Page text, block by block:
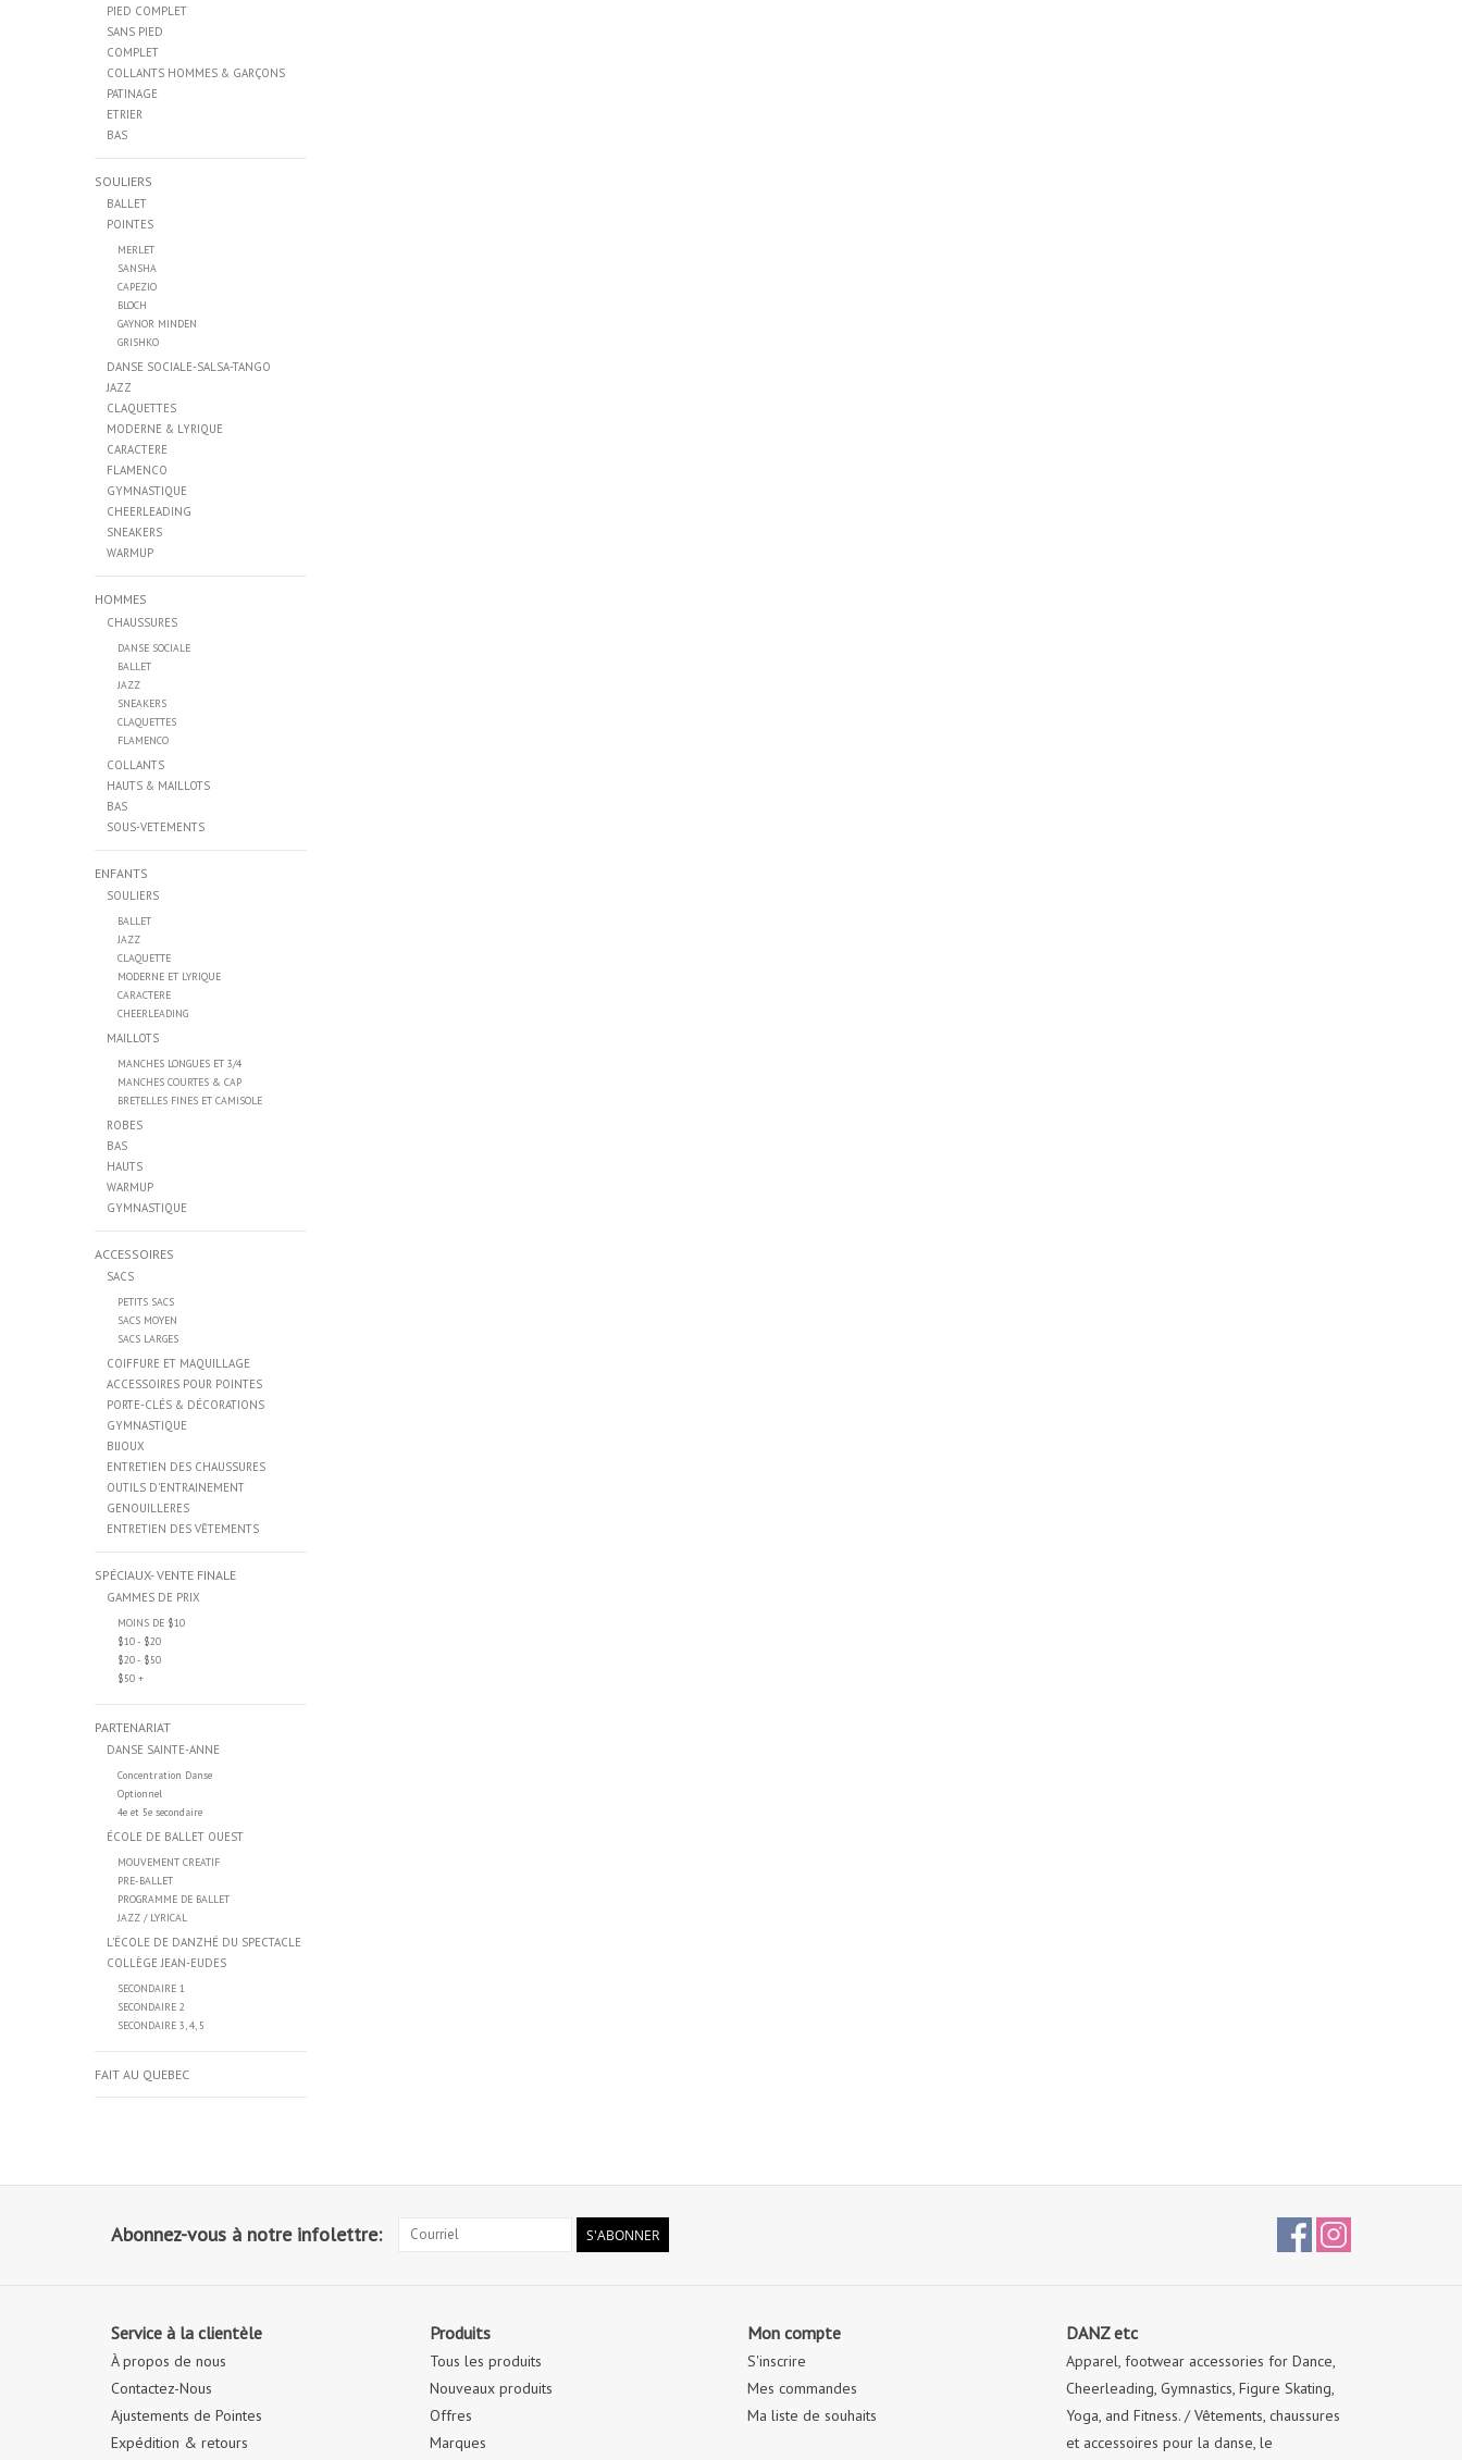
PIED COMPLET
SANS PIED
COMPLET
COLLANTS HOMMES & GARÇONS
PATINAGE
ETRIER
BAS
SOULIERS
BALLET
POINTES
MERLET
SANSHA
CAPEZIO
BLOCH
GAYNOR MINDEN
GRISHKO
DANSE SOCIALE-SALSA-TANGO
JAZZ
CLAQUETTES
MODERNE & LYRIQUE
CARACTERE
FLAMENCO
GYMNASTIQUE
CHEERLEADING
SNEAKERS
WARMUP
HOMMES
CHAUSSURES
DANSE SOCIALE
BALLET
JAZZ
SNEAKERS
CLAQUETTES
FLAMENCO
COLLANTS
HAUTS & MAILLOTS
BAS
SOUS-VETEMENTS
ENFANTS
SOULIERS
BALLET
JAZZ
CLAQUETTE
MODERNE ET LYRIQUE
CARACTERE
CHEERLEADING
MAILLOTS
MANCHES LONGUES ET 3/4
MANCHES COURTES & CAP
BRETELLES FINES ET CAMISOLE
ROBES
BAS
HAUTS
WARMUP
GYMNASTIQUE
ACCESSOIRES
SACS
PETITS SACS
SACS MOYEN
SACS LARGES
COIFFURE ET MAQUILLAGE
ACCESSOIRES POUR POINTES
PORTE-CLÉS & DÉCORATIONS
GYMNASTIQUE
BIJOUX
ENTRETIEN DES CHAUSSURES
OUTILS D'ENTRAINEMENT
GENOUILLERES
ENTRETIEN DES VĒTEMENTS
SPÉCIAUX- VENTE FINALE
GAMMES DE PRIX
MOINS DE $10
$10 - $20
$20 - $50
$50 +
PARTENARIAT
DANSE SAINTE-ANNE
Concentration Danse
Optionnel
4e et 5e secondaire
ÉCOLE DE BALLET OUEST
MOUVEMENT CREATIF
PRE-BALLET
PROGRAMME DE BALLET
JAZZ / LYRICAL
L’ÉCOLE DE DANZHÉ DU SPECTACLE
COLLÈGE JEAN-EUDES
SECONDAIRE 1
SECONDAIRE 2
SECONDAIRE 3, 4, 5
FAIT AU QUEBEC
Abonnez-vous à notre infolettre: S'ABONNER
Service à la clientèle
À propos de nous
Contactez-Nous
Ajustements de Pointes
Expédition & retours
Produits
Tous les produits
Nouveaux produits
Offres
Marques
Mon compte
S'inscrire
Mes commandes
Ma liste de souhaits
DANZ etc
Apparel, footwear accessories for Dance,
Cheerleading, Gymnastics, Figure Skating,
Yoga, and Fitness. / Vêtements, chaussures
et accessoires pour la danse, le